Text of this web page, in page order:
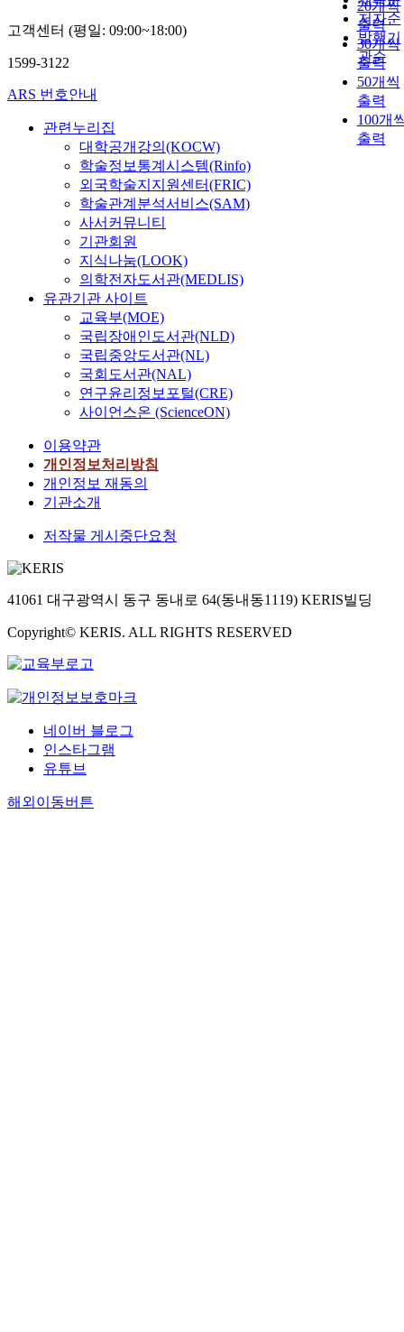
저자순
발행기
관순
20개씩
출력
30개씩
출력
50개씩
출력
100개
출력
고객센터 (평일: 09:00~18:00)
1599-3122
ARS 번호안내
관련누리집
대학공개강의(KOCW)
학술정보통계시스템(Rinfo)
외국학술지지원센터(FRIC)
학술관계분석서비스(SAM)
사서커뮤니티
기관회원
지식나눔(LOOK)
의학전자도서관(MEDLIS)
유관기관 사이트
교육부(MOE)
국립장애인도서관(NLD)
국립중앙도서관(NL)
국회도서관(NAL)
연구윤리정보포털(CRE)
사이언스온 (ScienceON)
이용약관
개인정보처리방침
개인정보 재동의
기관소개
저작물 게시중단요청
41061 대구광역시 동구 동내로 64(동내동1119) KERIS빌딩
Copyright© KERIS. ALL RIGHTS RESERVED
네이버 블로그
인스타그램
유튜브
해외이동버튼